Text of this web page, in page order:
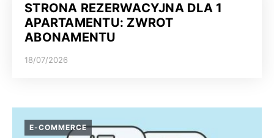
STRONA REZERWACYJNA DLA 1
APARTAMENTU: ZWROT
ABONAMENTU
18/07/2026
E-COMMERCE